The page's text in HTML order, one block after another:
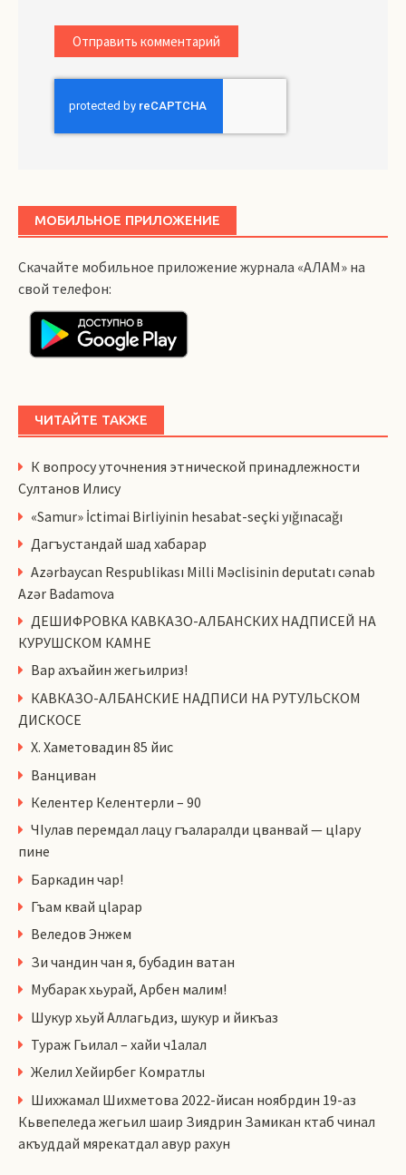
МОБИЛЬНОЕ ПРИЛОЖЕНИЕ
Скачайте мобильное приложение журнала «АЛАМ» на
свой телефон:
ЧИТАЙТЕ ТАКЖЕ
К вопросу уточнения этнической принадлежности
Султанов Илису
«Samur» İctimai Birliyinin hesabat-seçki yığınacağı
Дагъустандай шад хабарар
Azərbaycan Respublikası Milli Məclisinin deputatı cənab
Azər Badamova
ДЕШИФРОВКА КАВКАЗО-АЛБАНСКИХ НАДПИСЕЙ НА
КУРУШСКОМ КАМНЕ
Вар ахъайин жегьилриз!
КАВКАЗО-АЛБАНСКИЕ НАДПИСИ НА РУТУЛЬСКОМ
ДИСКОСЕ
Х. Хаметовадин 85 йис
Ванциван
Келентер Келентерли – 90
ЧIулав перемдал лацу гъаларалди цванвай — цIару
пине
Баркадин чар!
Гъам квай цlарар
Веледов Энжем
Зи чандин чан я, бубадин ватан
Мубарак хьурай, Арбен малим!
Шукур хьуй Аллагьдиз, шукур и йикъаз
Тураж Гьилал – хайи ч1алал
Желил Хейирбег Комратлы
Шихжамал Шихметова 2022-йисан ноябрдин 19-аз
Кьвепеледа жегьил шаир Зиядрин Замикан ктаб чинал
акъуддай мярекатдал авур рахун